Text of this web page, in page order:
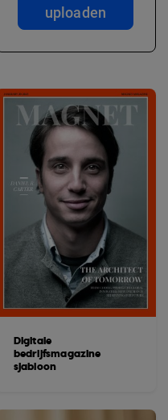
uploaden
Digitale
bedrijfsmagazine
sjabloon